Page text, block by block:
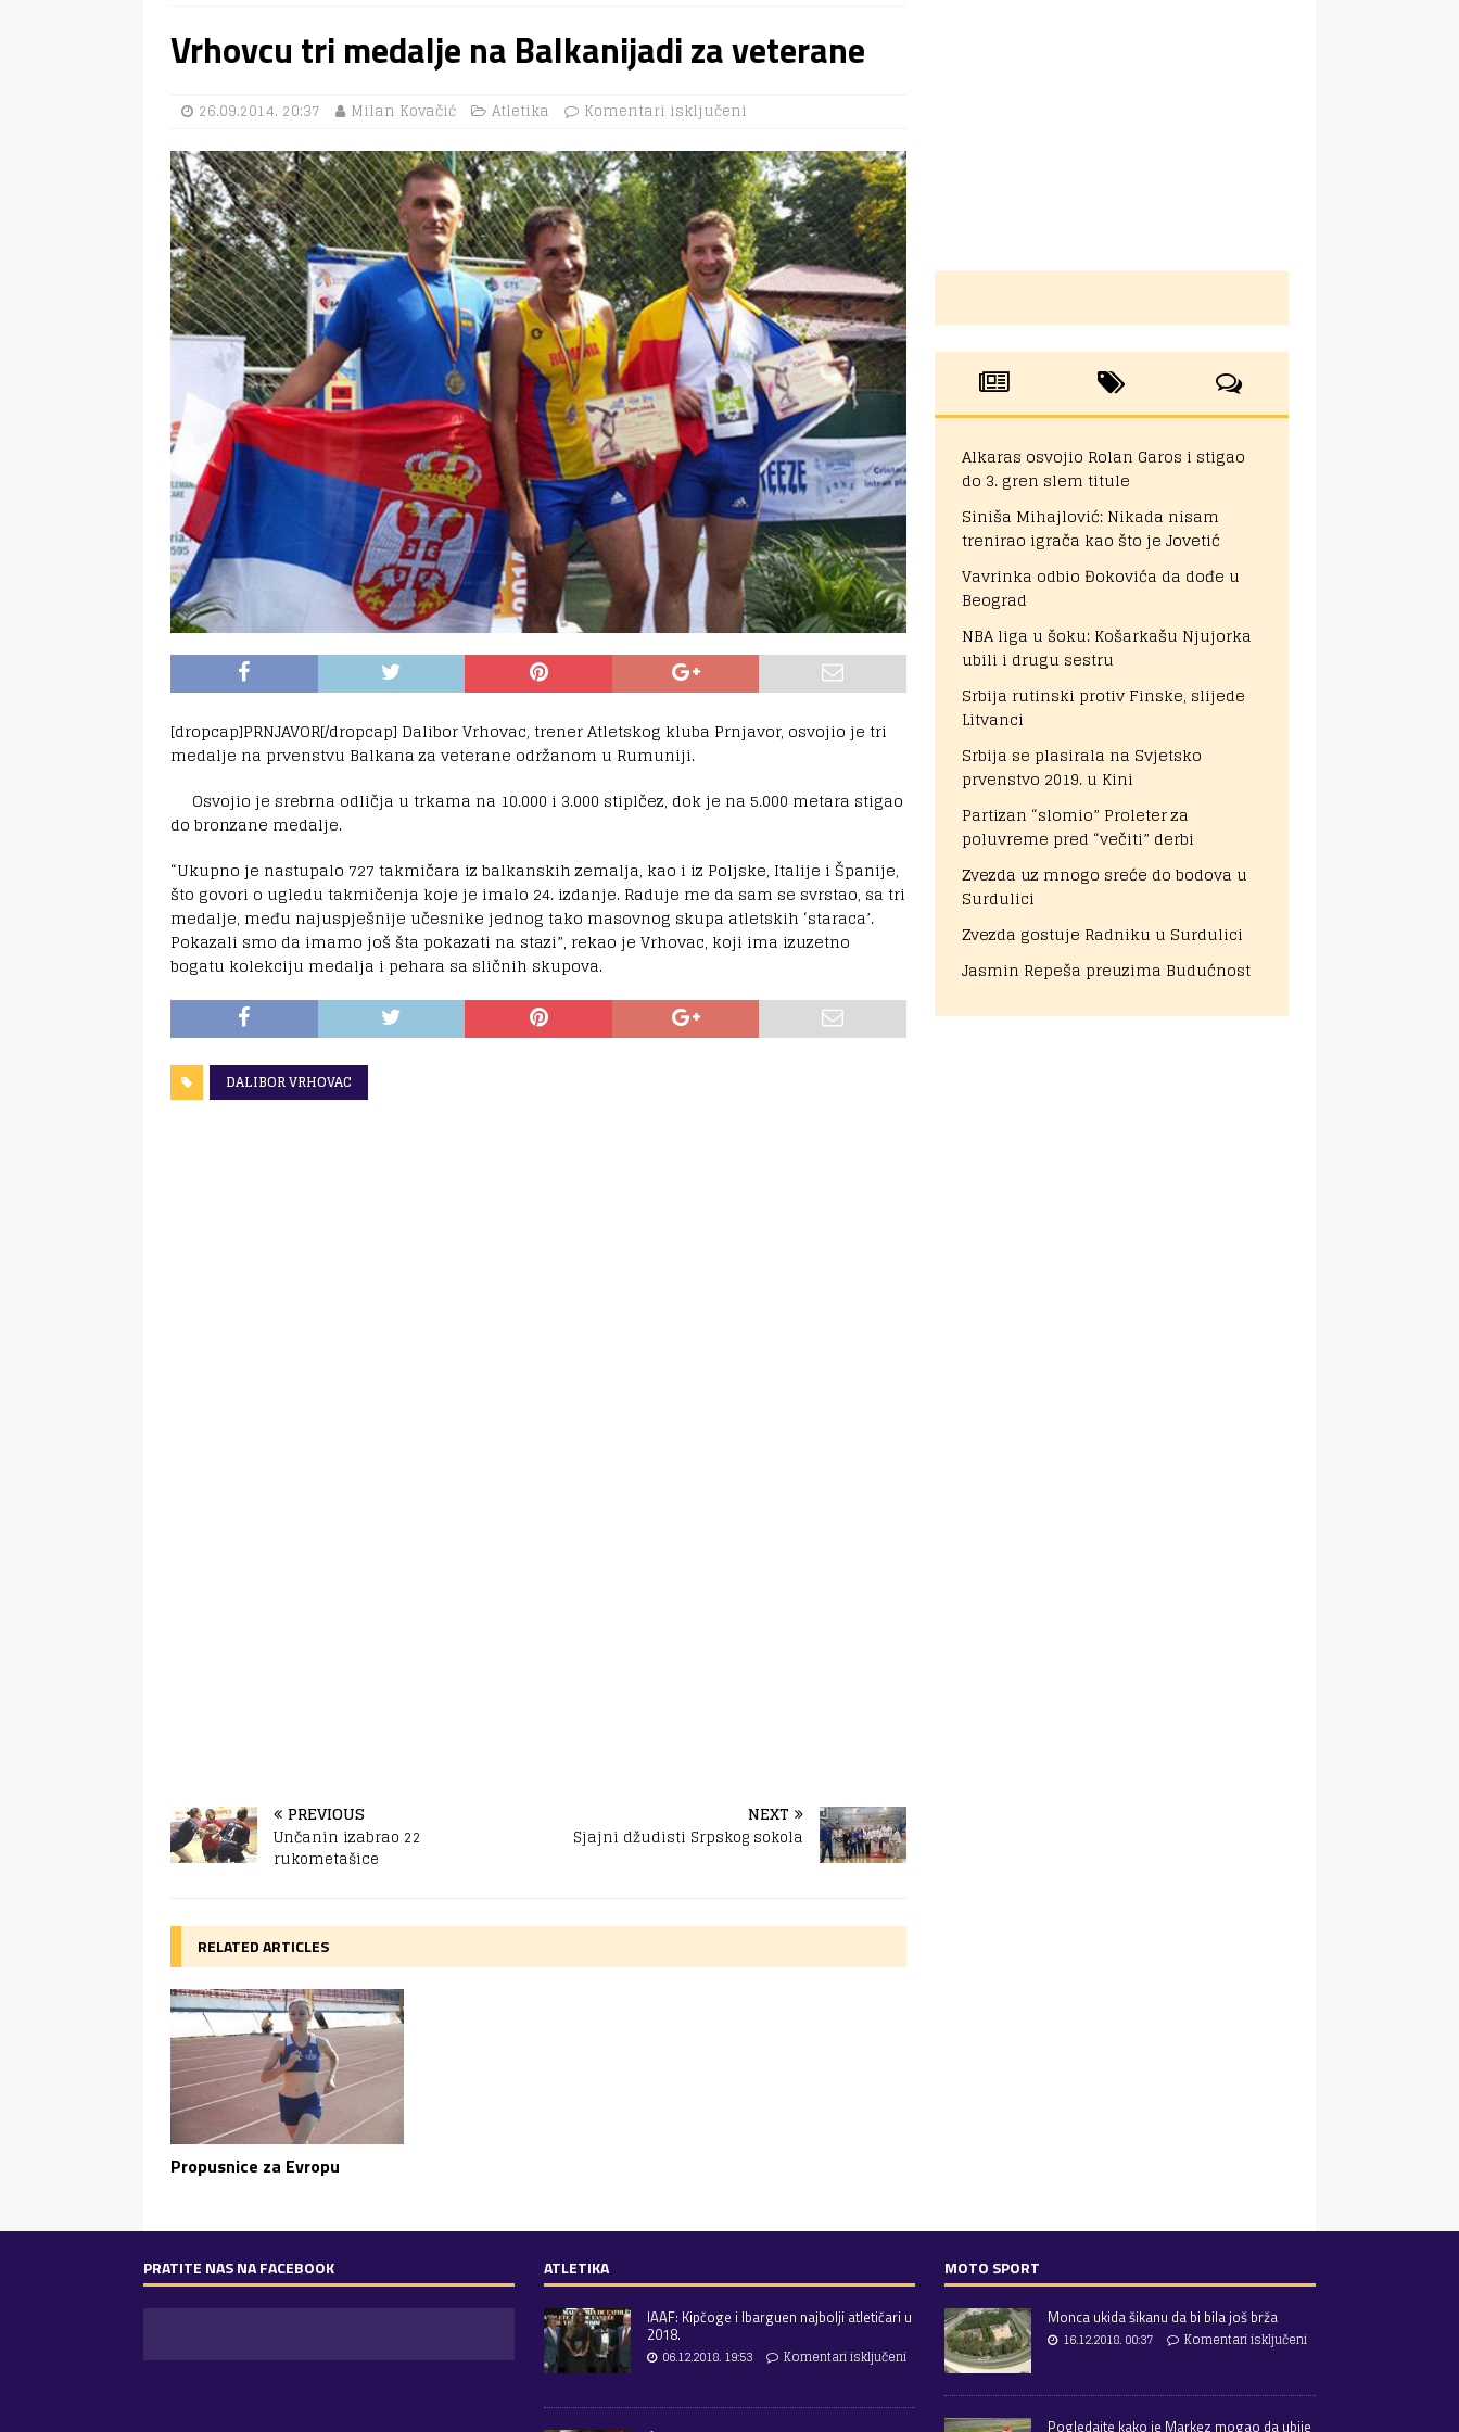
Vrhovcu tri medalje na Balkanijadi za veterane
26.09.2014. 20:37 Milan Kovačić Atletika Komentari isključeni
[dropcap]PRNJAVOR[/dropcap] Dalibor Vrhovac, trener Atletskog kluba Prnjavor, osvojio je tri
medalje na prvenstvu Balkana za veterane održanom u Rumuniji.
Osvojio je srebrna odličja u trkama na 10.000 i 3.000 stiplčez, dok je na 5.000 metara stigao
do bronzane medalje.
“Ukupno je nastupalo 727 takmičara iz balkanskih zemalja, kao i iz Poljske, Italije i Španije,
što govori o ugledu takmičenja koje je imalo 24. izdanje. Raduje me da sam se svrstao, sa tri
medalje, među najuspješnije učesnike jednog tako masovnog skupa atletskih ‘staraca’.
Pokazali smo da imamo još šta pokazati na stazi”, rekao je Vrhovac, koji ima izuzetno
bogatu kolekciju medalja i pehara sa sličnih skupova.
DALIBOR VRHOVAC
PREVIOUS
Unčanin izabrao 22
rukometašice
NEXT
Sjajni džudisti Srpskog sokola
RELATED ARTICLES
Propusnice za Evropu
Alkaras osvojio Rolan Garos i stigao
do 3. gren slem titule
Siniša Mihajlović: Nikada nisam
trenirao igrača kao što je Jovetić
Vavrinka odbio Đokovića da dođe u
Beograd
NBA liga u šoku: Košarkašu Njujorka
ubili i drugu sestru
Srbija rutinski protiv Finske, slijede
Litvanci
Srbija se plasirala na Svjetsko
prvenstvo 2019. u Kini
Partizan “slomio” Proleter za
poluvreme pred “večiti” derbi
Zvezda uz mnogo sreće do bodova u
Surdulici
Zvezda gostuje Radniku u Surdulici
Jasmin Repeša preuzima Budućnost
PRATITE NAS NA FACEBOOK ATLETIKA
IAAF: Kipčoge i Ibarguen najbolji atletičari u
2018.
06.12.2018. 19:53
Komentari isključeni
MOTO SPORT
Monca ukida šikanu da bi bila još brža
16.12.2018. 00:37
Komentari isključeni
Pogledajte kako je Markez mogao da ubije